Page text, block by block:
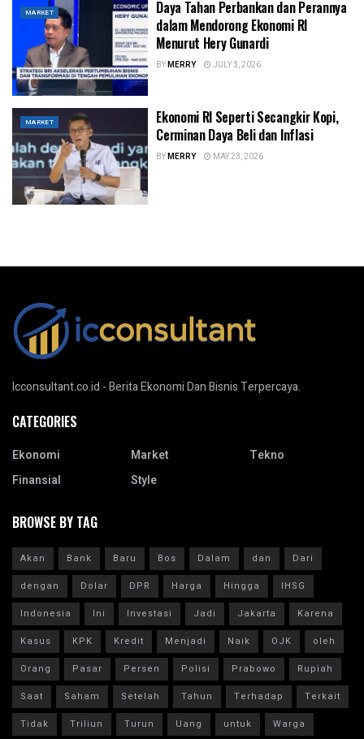
MARKET
Daya Tahan Perbankan dan Perannya
dalam Mendorong Ekonomi RI
Menurut Hery Gunardi
BYMERRY JULY 3, 2026
MARKET
Ekonomi RI Seperti Secangkir Kopi,
Cerminan Daya Beli dan Inflasi
BYMERRY MAY 23, 2026
Icconsultant.co.id - Berita Ekonomi Dan Bisnis Terpercaya.
CATEGORIES
Ekonomi
Finansial
Market
Style
Tekno
BROWSE BY TAG
Akan Bank Baru Bos Dalam dan
Dari
dengan
Dolar DPR Harga Hingga
IHSG
Indonesia
Ini Investasi Jadi Jakarta
Karena
Kasus
KPK Kredit Menjadi Naik OJK
oleh
Orang
Pasar Persen Polisi Prabowo
Rupiah
Saat
Saham Setelah Tahun Terhadap
Terkait
Tidak
Triliun Turun Uang untuk Warga